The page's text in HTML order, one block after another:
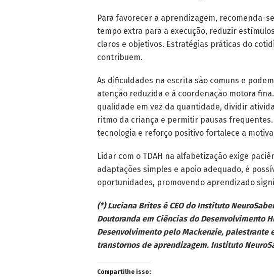
Para favorecer a aprendizagem, recomenda-
tempo extra para a execução, reduzir
claros e objetivos. Estratégias práticas do
contribuem.
As dificuldades na escrita são comuns e
atenção reduzida e à coordenação motora
qualidade em vez da quantidade, dividir
ritmo da criança e permitir pausas frequentes.
tecnologia e reforço positivo fortalece a
Lidar com o TDAH na alfabetização exige
adaptações simples e apoio adequado, é
oportunidades, promovendo aprendizado
(*) Luciana Brites é CEO do Instituto
Doutoranda em Ciências do Desenvolvimento
Desenvolvimento pelo Mackenzie, palestrante
transtornos de aprendizagem. Instituto
Compartilhe isso: